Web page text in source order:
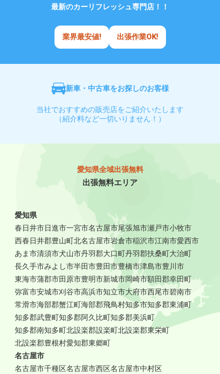
最新のカーリフレッシュ専門店！！
業界最安値! 出張作業OK!
新車・中古車をお探しのお客様
当社でおすすめの販売店をご紹介いたします
（紹介料など一切いりません！）
愛知県全域出張無料
出張無料エリア
愛知県
春日井市日進市一宮市名古屋市尾張旭市瀬戸市小牧市
西春日井郡豊山町北名古屋市岩倉市稲沢市江南市愛西市
あま市清須市犬山市丹羽郡大口町丹羽郡扶桑町大治町
長久手市みよし市半田市豊田市豊橋市津島市豊川市
東海市蒲郡市田原市豊明市新城市岡崎市額田郡幸田町
弥富市安城市刈谷市高浜市知立市大府市西尾市碧南市
常滑市海部郡蟹江町海部郡飛鳥村知多市知多郡東浦町
知多郡武豊町知多郡阿久比町知多郡美浜町
知多郡南知多町北設楽郡設楽町北設楽郡東栄町
北設楽郡豊根村愛知郡東郷町
名古屋市
名古屋市千種区名古屋市西区名古屋市中村区